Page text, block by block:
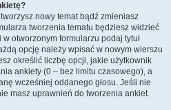
nowy temat bądź zmieniasz
tworzenia tematu będziesz widzieć
otworzonym formularzu podaj tytuł
opcję należy wpisać w nowym wierszu
określić liczbę opcji, jakie użytkownik
ankiety (0 – bez limitu czasowego), a
wcześniej oddanego głosu. Jeśli nie
masz uprawnień do tworzenia ankiet.